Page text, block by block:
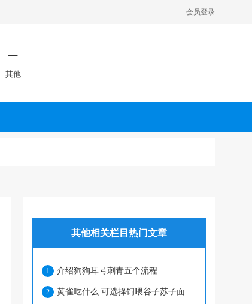
会员登录
其他
其他相关栏目热门文章
1 介绍狗狗耳号刺青五个流程
2 黄雀吃什么 可选择饲喂谷子苏子面食等等